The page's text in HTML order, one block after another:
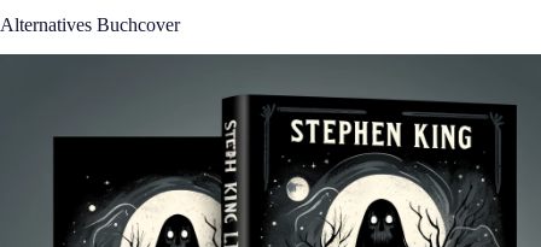
Alternatives Buchcover